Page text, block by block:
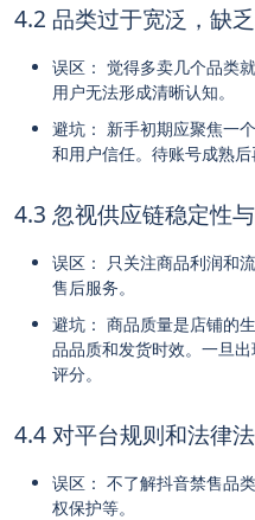
4.2 品类过于宽泛，缺
误区： 觉得多卖几个品类
用户无法形成清晰认知。
避坑： 新手初期应聚焦一
和用户信任。待账号成熟后
4.3 忽视供应链稳定性
误区： 只关注商品利润和
售后服务。
避坑： 商品质量是店铺的
品品质和发货时效。一旦
评分。
4.4 对平台规则和法律
误区： 不了解抖音禁售品
权保护等。